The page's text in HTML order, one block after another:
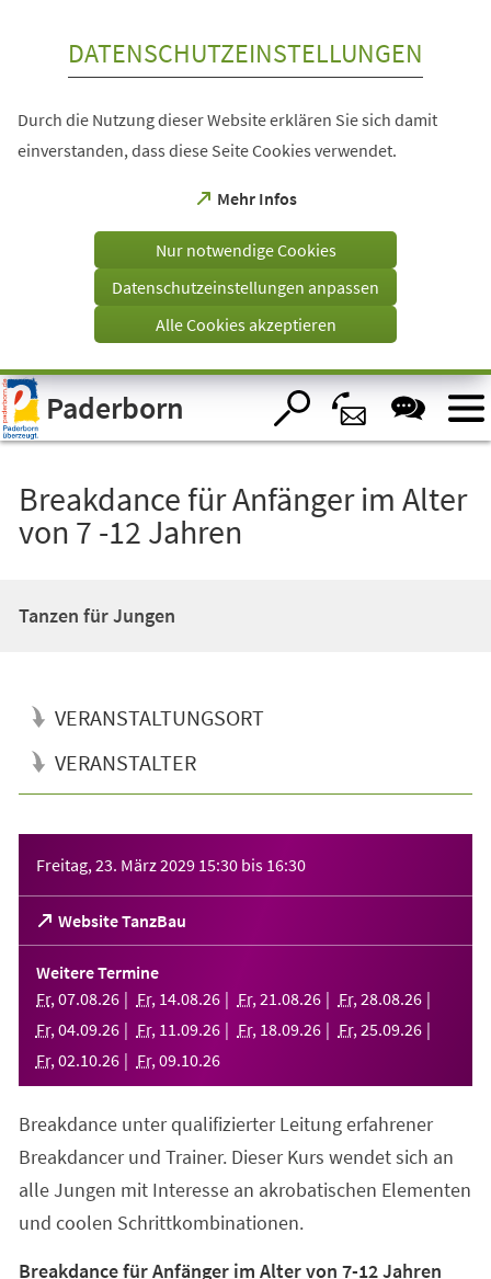
Visuelle
Assistenzsoftware
öffnen.
DATENSCHUTZEINSTELLUNGEN
Durch die Nutzung dieser Website erklären Sie sich damit
einverstanden, dass diese Seite Cookies verwendet.
Mehr Infos
(Öffnet
einem
Tab)
Nur notwendige Cookies
Datenschutzeinstellungen anpassen
Alle Cookies akzeptieren
Paderborn
Breakdance für Anfänger im Alter
von 7 -12 Jahren
Tanzen für Jungen
VERANSTALTUNGSORT
VERANSTALTER
Freitag, 23. März 2029 15:30 bis 16:30
Website TanzBau
(Öffnet
in
einem
neuen
Tab)
Weitere Termine
Fr, 07.08.26 Fr, 14.08.26 Fr, 21 .08.26 Fr, 28.08.26
Fr, 04.09.26 Fr, 11 .09.26 Fr, 18.09.26 Fr, 25.09.26
Fr, 02.10.26 Fr, 09.10.26
Breakdance unter qualifizierter Leitung erfahrener
Breakdancer und Trainer. Dieser Kurs wendet sich an
alle Jungen mit Interesse an akrobatischen Elementen
und coolen Schrittkombinationen.
Breakdance für Anfänger im Alter von 7-12 Jahren